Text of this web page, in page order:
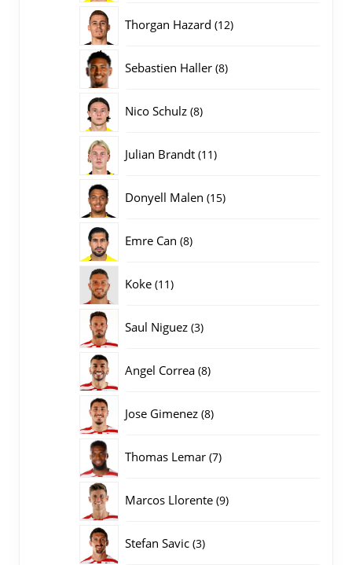
Thorgan Hazard 1212
Sebastien Haller 88
Nico Schulz 88
Julian Brandt 1111
Donyell Malen 1515
Emre Can 88
Koke 1111
Saul Niguez 33
Angel Correa 88
Jose Gimenez 88
Thomas Lemar 77
Marcos Llorente 99
Stefan Savic 33